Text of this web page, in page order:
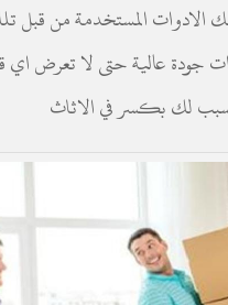
الادوات المستخدمة من قبل
جودة عالية حتى لا تعرض اي
لك بكسر في الاثاث